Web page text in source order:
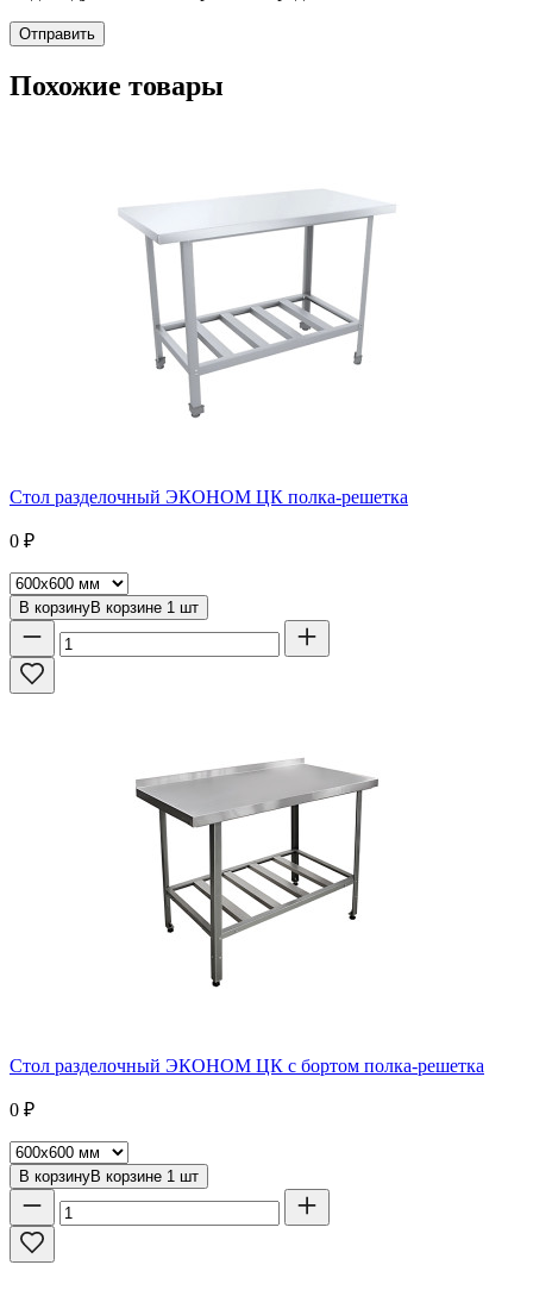
Отправить
Похожие товары
Стол разделочный ЭКОНОМ ЦК полка-решетка
0 ₽
В корзинуВ корзине 1 шт
Стол разделочный ЭКОНОМ ЦК с бортом полка-решетка
0 ₽
В корзинуВ корзине 1 шт